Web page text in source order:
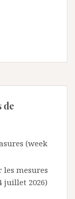
de
(week
mesures
juillet 2026)